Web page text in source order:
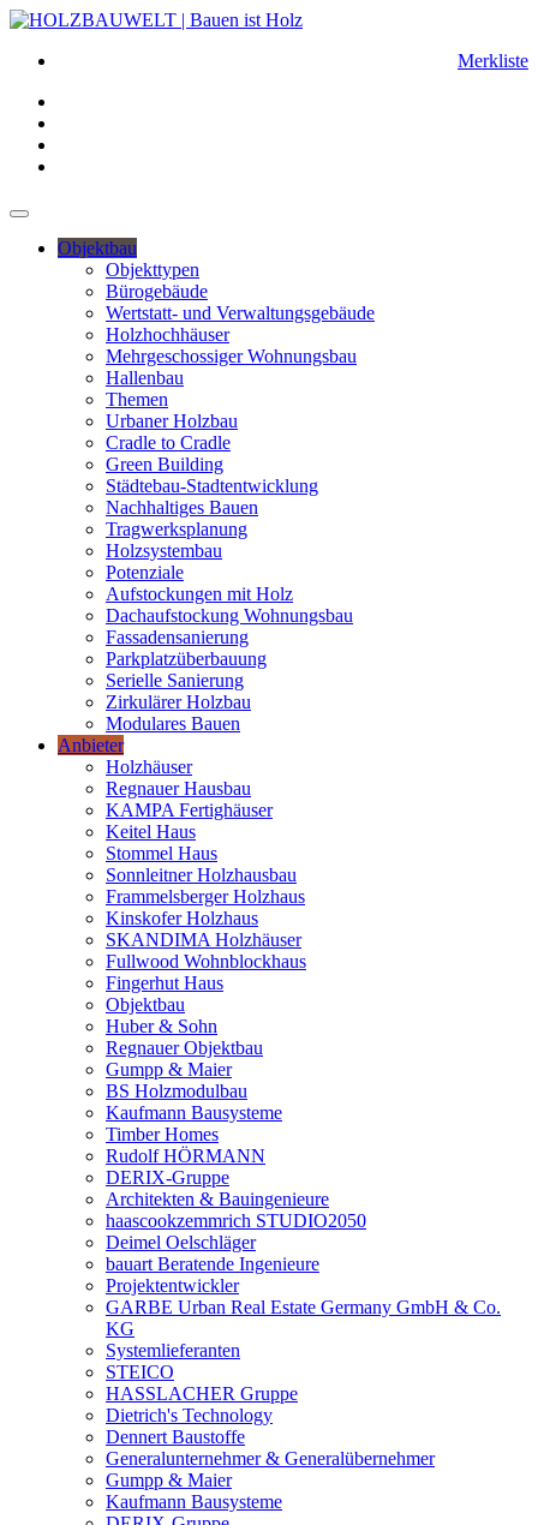
Merkliste
Objektbau
Objekttypen
Bürogebäude
Wertstatt- und Verwaltungsgebäude
Holzhochhäuser
Mehrgeschossiger Wohnungsbau
Hallenbau
Themen
Urbaner Holzbau
Cradle to Cradle
Green Building
Städtebau-Stadtentwicklung
Nachhaltiges Bauen
Tragwerksplanung
Holzsystembau
Potenziale
Aufstockungen mit Holz
Dachaufstockung Wohnungsbau
Fassadensanierung
Parkplatzüberbauung
Serielle Sanierung
Zirkulärer Holzbau
Modulares Bauen
Anbieter
Holzhäuser
Regnauer Hausbau
KAMPA Fertighäuser
Keitel Haus
Stommel Haus
Sonnleitner Holzhausbau
Frammelsberger Holzhaus
Kinskofer Holzhaus
SKANDIMA Holzhäuser
Fullwood Wohnblockhaus
Fingerhut Haus
Objektbau
Huber & Sohn
Regnauer Objektbau
Gumpp & Maier
BS Holzmodulbau
Kaufmann Bausysteme
Timber Homes
Rudolf HÖRMANN
DERIX-Gruppe
Architekten & Bauingenieure
haascookzemmrich STUDIO2050
Deimel Oelschläger
bauart Beratende Ingenieure
Projektentwickler
GARBE Urban Real Estate Germany GmbH & Co.
KG
Systemlieferanten
STEICO
HASSLACHER Gruppe
Dietrich's Technology
Dennert Baustoffe
Generalunternehmer & Generalübernehmer
Gumpp & Maier
Kaufmann Bausysteme